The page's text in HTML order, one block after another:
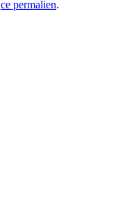
ce permalien.